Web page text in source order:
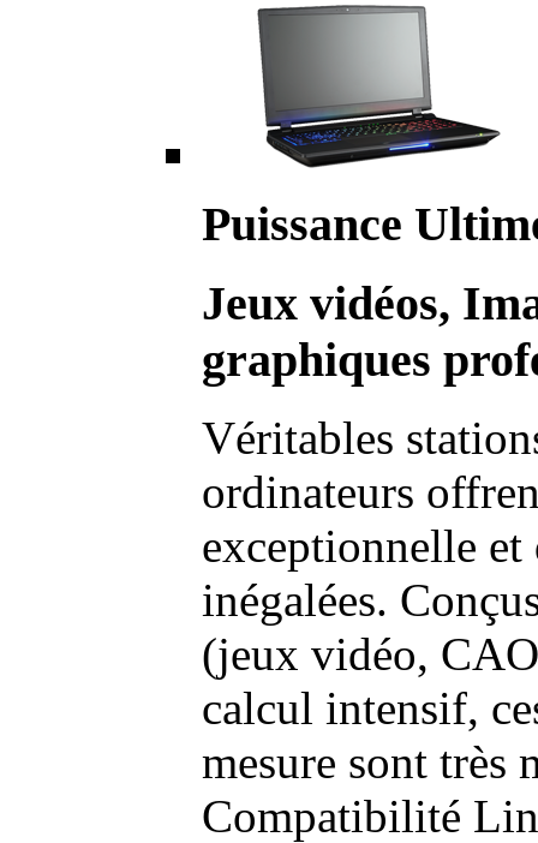
Puissance
Jeux vidéos,
graphiques
Véritables
ordinateurs
exceptionnelle et
inégalées.
(jeux vidéo,
calcul intensif,
mesure sont très
Compatibilité